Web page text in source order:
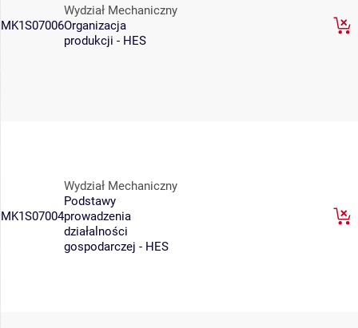
MK1S07006
Wydział Mechaniczny
Organizacja
produkcji - HES
MK1S07004
Wydział Mechaniczny
Podstawy
prowadzenia
działalności
gospodarczej - HES